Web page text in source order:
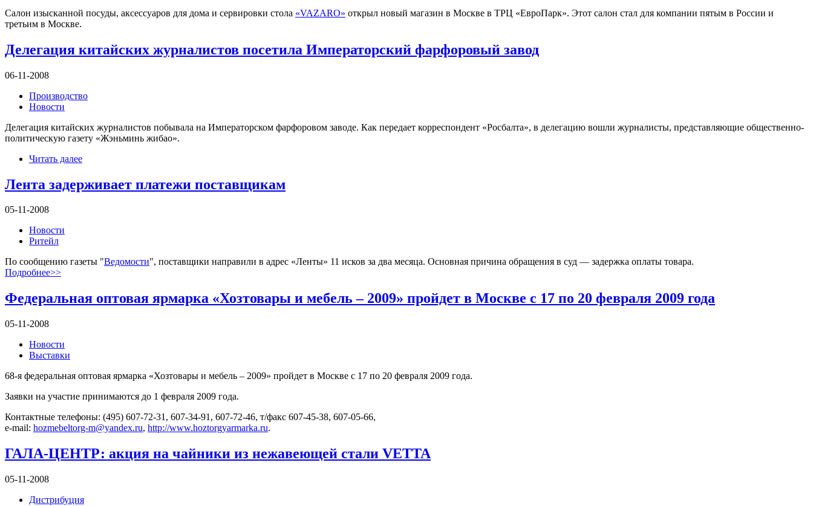
Салон изысканной посуды, аксессуаров для дома и сервировки стола «VAZARO» открыл новый магазин в Москве в ТРЦ «ЕвроПарк». Этот салон стал для компании пятым в России и
третьим в Москве.
Делегация китайских журналистов посетила Императорский фарфоровый завод
06-11-2008
Производство
Новости
Делегация китайских журналистов побывала на Императорском фарфоровом заводе. Как передает корреспондент «Росбалта», в делегацию вошли журналисты, представляющие общественно-
политическую газету «Жэньминь жибао».
Читать далее
Лента задерживает платежи поставщикам
05-11-2008
Новости
Ритейл
По сообщению газеты "Ведомости", поставщики направили в адрес «Ленты» 11 исков за два месяца. Основная причина обращения в суд — задержка оплаты товара.
Подробнее>>
Федеральная оптовая ярмарка «Хозтовары и мебель – 2009» пройдет в Москве с 17 по 20 февраля 2009 года
05-11-2008
Новости
Выставки
68-я федеральная оптовая ярмарка «Хозтовары и мебель – 2009» пройдет в Москве с 17 по 20 февраля 2009 года.
Заявки на участие принимаются до 1 февраля 2009 года.
Контактные телефоны: (495) 607-72-31, 607-34-91, 607-72-46, т/факс 607-45-38, 607-05-66,
e-mail: hozmebeltorg-m@yandex.ru, http://www.hoztorgyarmarka.ru.
ГАЛА-ЦЕНТР: акция на чайники из нежавеющей стали VETTA
05-11-2008
Дистрибуция